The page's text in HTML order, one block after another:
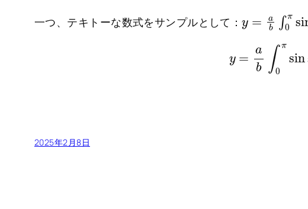
一つ、テキトーな数式をサンプルとして： b 0π sin
b 0π
2025年2月8日